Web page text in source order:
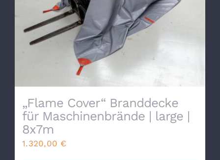
„Flame Cover“ Branddecke
für Maschinenbrände | large |
8x7m
1.320,00 €